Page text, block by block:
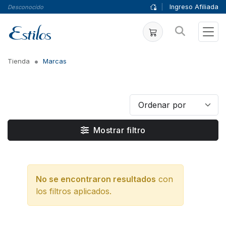
Desconocido Ingreso Afiliada
Tienda Marcas
Mostrar filtro
No se encontraron resultados con
los filtros aplicados.